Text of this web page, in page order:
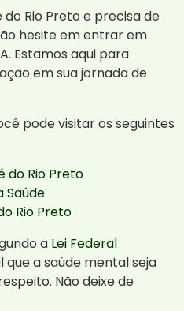
Rio Preto e precisa de
hesite em entrar em
Estamos aqui para
em sua jornada de
pode visitar os seguintes
do Rio Preto
Saúde
Rio Preto
a Lei Federal
que a saúde mental seja
Não deixe de